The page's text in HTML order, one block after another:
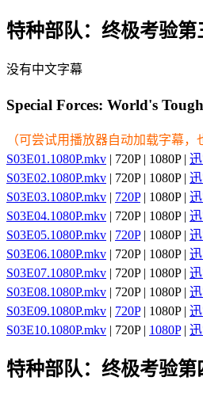
特种部队：终极考验
没有中文字幕
Special Forces: World's
（可尝试用播放器自动加载字幕，
S03E01.1080P.mkv | 720P | 1080P |
S03E02.1080P.mkv | 720P | 1080P |
S03E03.1080P.mkv | 720P| 1080P |
S03E04.1080P.mkv | 720P | 1080P |
S03E05.1080P.mkv | 720P| 1080P |
S03E06.1080P.mkv | 720P | 1080P |
S03E07.1080P.mkv | 720P | 1080P |
S03E08.1080P.mkv | 720P | 1080P |
S03E09.1080P.mkv | 720P| 1080P |
S03E10.1080P.mkv | 720P | 1080P|
特种部队：终极考验